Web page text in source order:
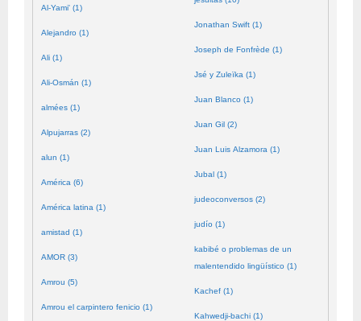
Al-Yami' (1)
Alejandro (1)
Ali (1)
Ali-Osmán (1)
almées (1)
Alpujarras (2)
alun (1)
América (6)
América latina (1)
amistad (1)
AMOR (3)
Amrou (5)
Amrou el carpintero fenicio (1)
Jonathan Swift (1)
Joseph de Fonfrède (1)
Jsé y Zuleïka (1)
Juan Blanco (1)
Juan Gil (2)
Juan Luis Alzamora (1)
Jubal (1)
judeoconversos (2)
judío (1)
kabibé o problemas de un
malentendido lingüístico (1)
Kachef (1)
Kahwedji-bachi (1)